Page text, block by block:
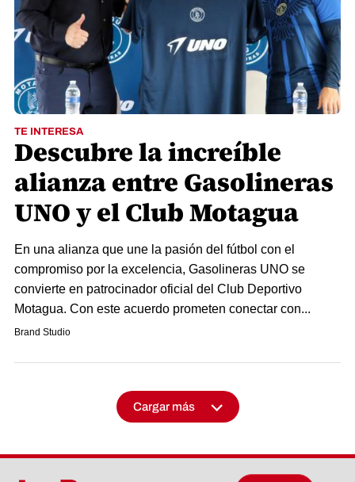
TE INTERESA
Descubre la increíble
alianza entre Gasolineras
UNO y el Club Motagua
En una alianza que une la pasión del fútbol con el
compromiso por la excelencia, Gasolineras UNO se
convierte en patrocinador oficial del Club Deportivo
Motagua. Con este acuerdo prometen conectar con...
Brand Studio
Cargar más